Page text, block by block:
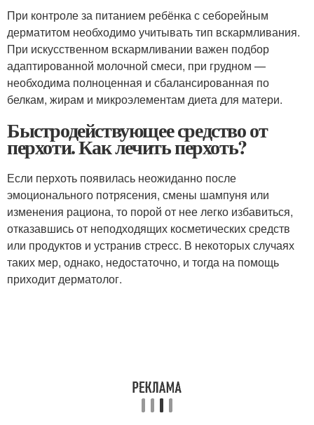
При контроле за питанием ребёнка с себорейным
дерматитом необходимо учитывать тип вскармливания.
При искусственном вскармливании важен подбор
адаптированной молочной смеси, при грудном —
необходима полноценная и сбалансированная по
белкам, жирам и микроэлементам диета для матери.
Быстродействующее средство от
перхоти. Как лечить перхоть?
Если перхоть появилась неожиданно после
эмоционального потрясения, смены шампуня или
изменения рациона, то порой от нее легко избавиться,
отказавшись от неподходящих косметических средств
или продуктов и устранив стресс. В некоторых случаях
таких мер, однако, недостаточно, и тогда на помощь
приходит дерматолог.